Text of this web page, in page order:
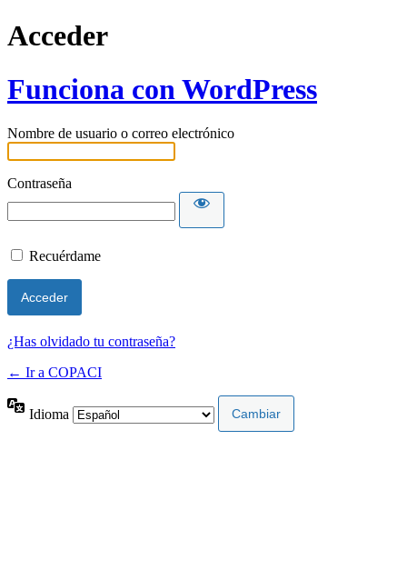
Acceder
Funciona con WordPress
Nombre de usuario o correo electrónico
Contraseña
Recuérdame
¿Has olvidado tu contraseña?
← Ir a COPACI
Idioma